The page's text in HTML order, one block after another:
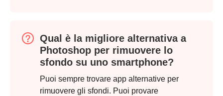
Passaggio
Qual è la migliore alternativa a
Photoshop per rimuovere lo
sfondo su uno smartphone?
Puoi sempre trovare app alternative per
rimuovere gli sfondi. Puoi provare